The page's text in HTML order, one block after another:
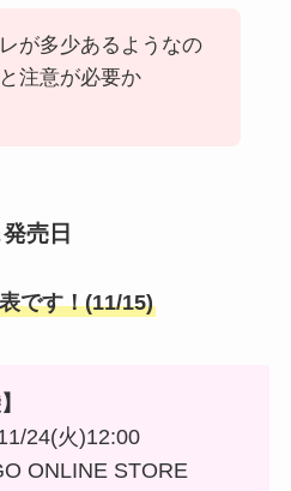
が多少あるようなの
注意が必要か
売日
です！(11/15)
24(火)12:00
ONLINE STORE